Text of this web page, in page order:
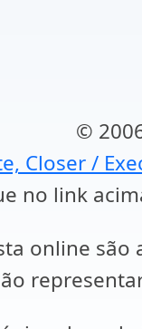
©
Closer /
no link
online